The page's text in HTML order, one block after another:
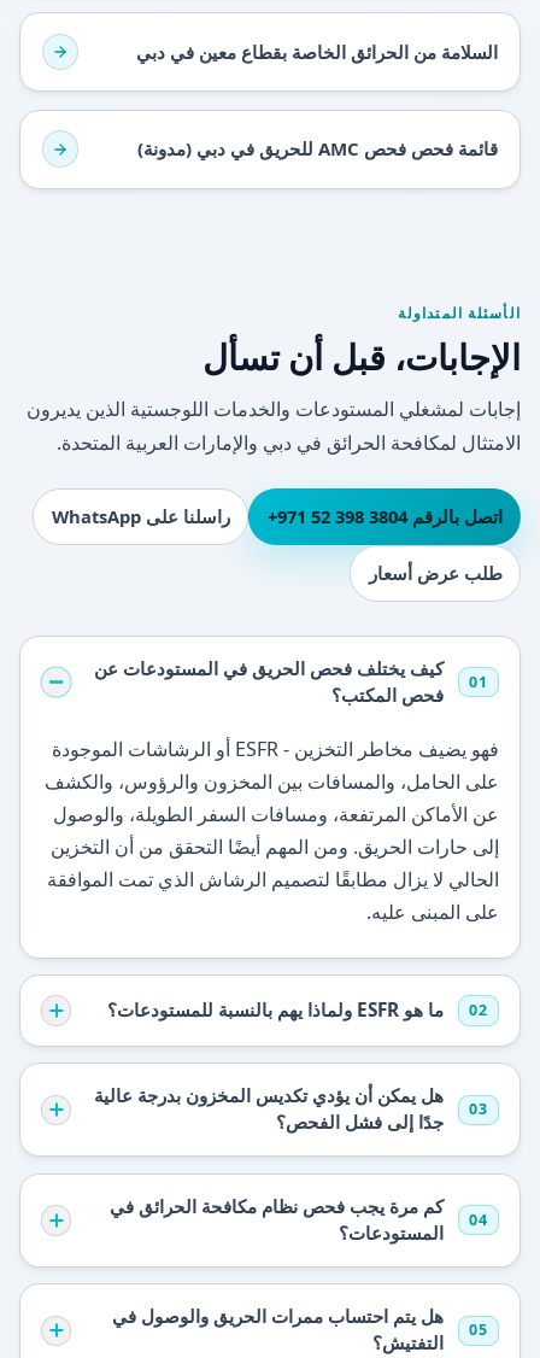
السلامة من الحرائق الخاصة بقطاع معين في دبي
قائمة فحص فحص AMC للحريق في دبي (مدونة)
الأسئلة المتداولة
الإجابات، قبل أن تسأل
إجابات لمشغلي المستودعات والخدمات اللوجستية الذين يديرون
الامتثال لمكافحة الحرائق في دبي والإمارات العربية المتحدة.
اتصل بالرقم ⁦+971 52 398 3804⁩ راسلنا على WhatsApp
طلب عرض أسعار
01
كيف يختلف فحص الحريق في المستودعات عن
فحص المكتب؟
فهو يضيف مخاطر التخزين - ESFR أو الرشاشات الموجودة
على الحامل، والمسافات بين المخزون والرؤوس، والكشف
عن الأماكن المرتفعة، ومسافات السفر الطويلة، والوصول
إلى حارات الحريق. ومن المهم أيضًا التحقق من أن التخزين
الحالي لا يزال مطابقًا لتصميم الرشاش الذي تمت الموافقة
على المبنى عليه.
02 ما هو ESFR ولماذا يهم بالنسبة للمستودعات؟
03
هل يمكن أن يؤدي تكديس المخزون بدرجة عالية
جدًا إلى فشل الفحص؟
04
كم مرة يجب فحص نظام مكافحة الحرائق في
المستودعات؟
05
هل يتم احتساب ممرات الحريق والوصول في
التفتيش؟